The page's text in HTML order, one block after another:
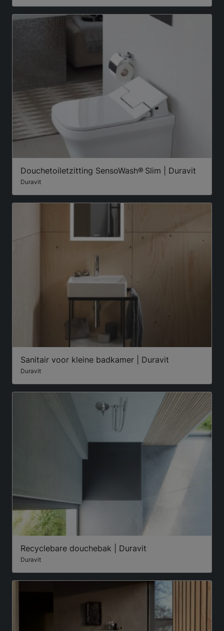
Douchetoiletzitting SensoWash® Slim | Duravit
Duravit
Sanitair voor kleine badkamer | Duravit
Duravit
Recyclebare douchebak | Duravit
Duravit